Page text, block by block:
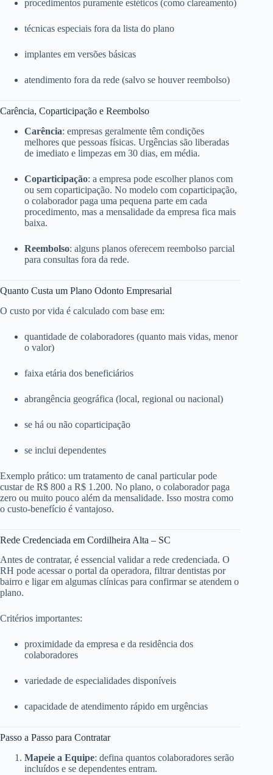
procedimentos puramente estéticos (como clareamento)
técnicas especiais fora da lista do plano
implantes em versões básicas
atendimento fora da rede (salvo se houver reembolso)
Carência, Coparticipação e Reembolso
Carência: empresas geralmente têm condições
melhores que pessoas físicas. Urgências são liberadas
de imediato e limpezas em 30 dias, em média.
Coparticipação: a empresa pode escolher planos com
ou sem coparticipação. No modelo com coparticipação,
o colaborador paga uma pequena parte em cada
procedimento, mas a mensalidade da empresa fica mais
baixa.
Reembolso: alguns planos oferecem reembolso parcial
para consultas fora da rede.
Quanto Custa um Plano Odonto Empresarial
O custo por vida é calculado com base em:
quantidade de colaboradores (quanto mais vidas, menor
o valor)
faixa etária dos beneficiários
abrangência geográfica (local, regional ou nacional)
se há ou não coparticipação
se inclui dependentes
Exemplo prático: um tratamento de canal particular pode
custar de R$ 800 a R$ 1.200. No plano, o colaborador paga
zero ou muito pouco além da mensalidade. Isso mostra como
o custo-benefício é vantajoso.
Rede Credenciada em Cordilheira Alta – SC
Antes de contratar, é essencial validar a rede credenciada. O
RH pode acessar o portal da operadora, filtrar dentistas por
bairro e ligar em algumas clínicas para confirmar se atendem o
plano.
Critérios importantes:
proximidade da empresa e da residência dos
colaboradores
variedade de especialidades disponíveis
capacidade de atendimento rápido em urgências
Passo a Passo para Contratar
Mapeie a Equipe: defina quantos colaboradores serão
incluídos e se dependentes entram.